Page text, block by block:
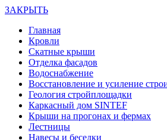
ЗАКРЫТЬ
Главная
Кровли
Скатные крыши
Отделка фасадов
Водоснабжение
Восстановление и усиление
Геология стройплощадки
Каркасный дом SINTEF
Крыши на прогонах и фермах
Лестницы
Навесы и беседки